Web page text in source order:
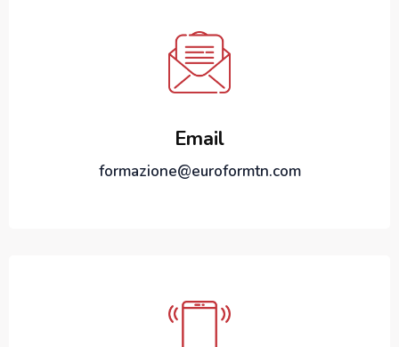
Email
formazione@euroformtn.com